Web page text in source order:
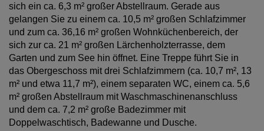
sich ein ca. 6,3 m² großer Abstellraum. Gerade aus
gelangen Sie zu einem ca. 10,5 m² großen Schlafzimmer
und zum ca. 36,16 m² großen Wohnküchenbereich, der
sich zur ca. 21 m² großen Lärchenholzterrasse, dem
Garten und zum See hin öffnet. Eine Treppe führt Sie in
das Obergeschoss mit drei Schlafzimmern (ca. 10,7 m², 13
m² und etwa 11,7 m²), einem separaten WC, einem ca. 5,6
m² großen Abstellraum mit Waschmaschinenanschluss
und dem ca. 7,2 m² große Badezimmer mit
Doppelwaschtisch, Badewanne und Dusche.